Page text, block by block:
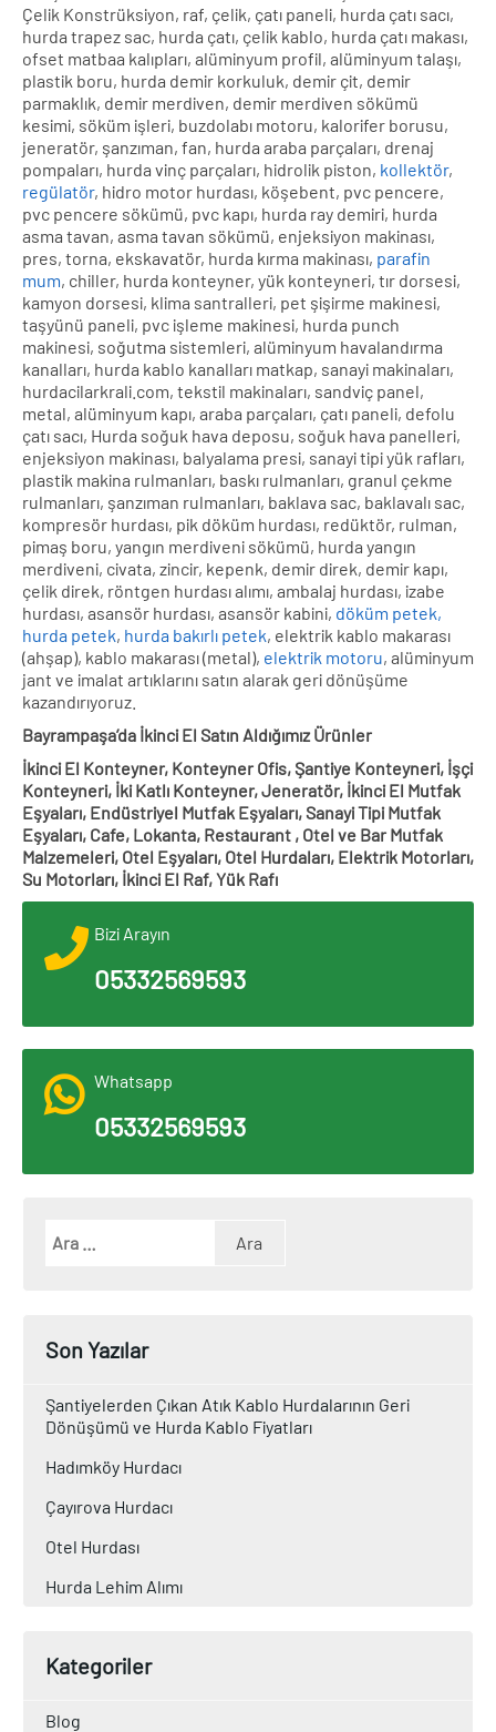
Çelik Konstrüksiyon, raf, çelik, çatı paneli, hurda çatı sacı,
hurda trapez sac, hurda çatı, çelik kablo, hurda çatı makası,
ofset matbaa kalıpları, alüminyum profil, alüminyum talaşı,
plastik boru, hurda demir korkuluk, demir çit, demir
parmaklık, demir merdiven, demir merdiven sökümü
kesimi, söküm işleri, buzdolabı motoru, kalorifer borusu,
jeneratör, şanzıman, fan, hurda araba parçaları, drenaj
pompaları, hurda vinç parçaları, hidrolik piston, kollektör,
regülatör, hidro motor hurdası, köşebent, pvc pencere,
pvc pencere sökümü, pvc kapı, hurda ray demiri, hurda
asma tavan, asma tavan sökümü, enjeksiyon makinası,
pres, torna, ekskavatör, hurda kırma makinası, parafin
mum, chiller, hurda konteyner, yük konteyneri, tır dorsesi,
kamyon dorsesi, klima santralleri, pet şişirme makinesi,
taşyünü paneli, pvc işleme makinesi, hurda punch
makinesi, soğutma sistemleri, alüminyum havalandırma
kanalları, hurda kablo kanalları matkap, sanayi makinaları,
hurdacilarkrali.com, tekstil makinaları, sandviç panel,
metal, alüminyum kapı, araba parçaları, çatı paneli, defolu
çatı sacı, Hurda soğuk hava deposu, soğuk hava panelleri,
enjeksiyon makinası, balyalama presi, sanayi tipi yük rafları,
plastik makina rulmanları, baskı rulmanları, granul çekme
rulmanları, şanzıman rulmanları, baklava sac, baklavalı sac,
kompresör hurdası, pik döküm hurdası, redüktör, rulman,
pimaş boru, yangın merdiveni sökümü, hurda yangın
merdiveni, civata, zincir, kepenk, demir direk, demir kapı,
çelik direk, röntgen hurdası alımı, ambalaj hurdası, izabe
hurdası, asansör hurdası, asansör kabini, döküm petek,
hurda petek, hurda bakırlı petek, elektrik kablo makarası
(ahşap), kablo makarası (metal), elektrik motoru, alüminyum
jant ve imalat artıklarını satın alarak geri dönüşüme
kazandırıyoruz.
Bayrampaşa’da İkinci El Satın Aldığımız Ürünler
İkinci El Konteyner, Konteyner Ofis, Şantiye Konteyneri, İşçi
Konteyneri, İki Katlı Konteyner, Jeneratör, İkinci El Mutfak
Eşyaları, Endüstriyel Mutfak Eşyaları, Sanayi Tipi Mutfak
Eşyaları, Cafe, Lokanta, Restaurant , Otel ve Bar Mutfak
Malzemeleri, Otel Eşyaları, Otel Hurdaları, Elektrik Motorları,
Su Motorları, İkinci El Raf, Yük Rafı
Bizi Arayın
05332569593
Whatsapp
05332569593
Son Yazılar
Şantiyelerden Çıkan Atık Kablo Hurdalarının Geri
Dönüşümü ve Hurda Kablo Fiyatları
Hadımköy Hurdacı
Çayırova Hurdacı
Otel Hurdası
Hurda Lehim Alımı
Kategoriler
Blog